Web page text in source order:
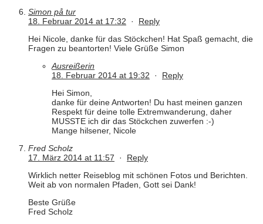
Simon på tur
18. Februar 2014 at 17:32 · Reply
Hei Nicole, danke für das Stöckchen! Hat Spaß gemacht, die
Fragen zu beantorten! Viele Grüße Simon
Ausreißerin
18. Februar 2014 at 19:32 · Reply
Hei Simon,
danke für deine Antworten! Du hast meinen ganzen
Respekt für deine tolle Extremwanderung, daher
MUSSTE ich dir das Stöckchen zuwerfen :-)
Mange hilsener, Nicole
Fred Scholz
17. März 2014 at 11:57 · Reply
Wirklich netter Reiseblog mit schönen Fotos und Berichten.
Weit ab von normalen Pfaden, Gott sei Dank!
Beste Grüße
Fred Scholz